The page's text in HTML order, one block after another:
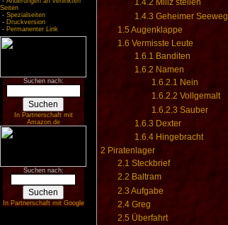
Seiten
- Spezialseiten
- Druckversion
- Permanenter Link
Suchen nach:
In Partnerschaft mit
Amazon.de
Suchen nach:
In Partnerschaft mit Google
1.4.2 Miliz stellen
1.4.3 Geheimer Seeweg
1.5 Augenklappe
1.6 Vermisste Leute
1.6.1 Banditen
1.6.2 Namen
1.6.2.1 Nein
1.6.2.2 Vollgemalt
1.6.2.3 Sauber
1.6.3 Dexter
1.6.4 Hingebracht
2 Piratenlager
2.1 Steckbrief
2.2 Baltram
2.3 Aufgabe
2.4 Greg
2.5 Überfahrt